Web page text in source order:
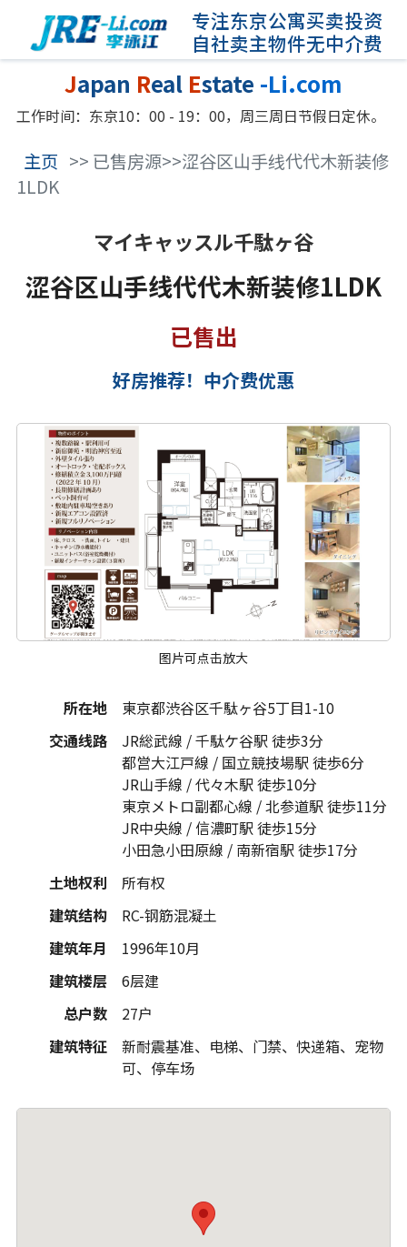
专注东京公寓买卖投资
自社卖主物件无中介费
Japan Real Estate -Li.com
工作时间：东京10：00 - 19：00，周三周日节假日定休。
主页 >> 已售房源>>涩谷区山手线代代木新装修
1LDK
マイキャッスル千駄ヶ谷
涩谷区山手线代代木新装修1LDK
已售出
好房推荐！中介费优惠
图片可点击放大
所在地
東京都渋谷区千駄ヶ谷5丁目1-10
交通线路
JR総武線 / 千駄ケ谷駅 徒歩3分
都営大江戸線 / 国立競技場駅 徒歩6分
JR山手線 / 代々木駅 徒歩10分
東京メトロ副都心線 / 北参道駅 徒歩11分
JR中央線 / 信濃町駅 徒歩15分
小田急小田原線 / 南新宿駅 徒歩17分
土地权利
所有权
建筑结构
RC-钢筋混凝土
建筑年月
1996年10月
建筑楼层
6层建
总户数
27户
建筑特征
新耐震基准、电梯、门禁、快递箱、宠物
可、停车场